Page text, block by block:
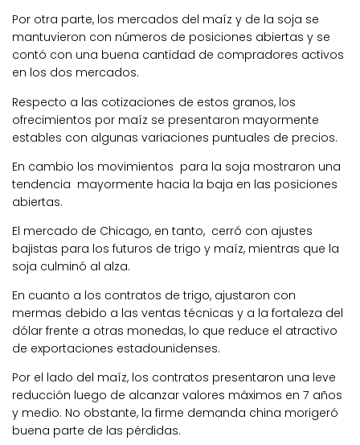
Por otra parte, los mercados del maíz y de la soja se
mantuvieron con números de posiciones abiertas y se
contó con una buena cantidad de compradores activos
en los dos mercados.
Respecto a las cotizaciones de estos granos, los
ofrecimientos por maíz se presentaron mayormente
estables con algunas variaciones puntuales de precios.
En cambio los movimientos para la soja mostraron una
tendencia mayormente hacia la baja en las posiciones
abiertas.
El mercado de Chicago, en tanto, cerró con ajustes
bajistas para los futuros de trigo y maíz, mientras que la
soja culminó al alza.
En cuanto a los contratos de trigo, ajustaron con
mermas debido a las ventas técnicas y a la fortaleza del
dólar frente a otras monedas, lo que reduce el atractivo
de exportaciones estadounidenses.
Por el lado del maíz, los contratos presentaron una leve
reducción luego de alcanzar valores máximos en 7 años
y medio. No obstante, la firme demanda china morigeró
buena parte de las pérdidas.